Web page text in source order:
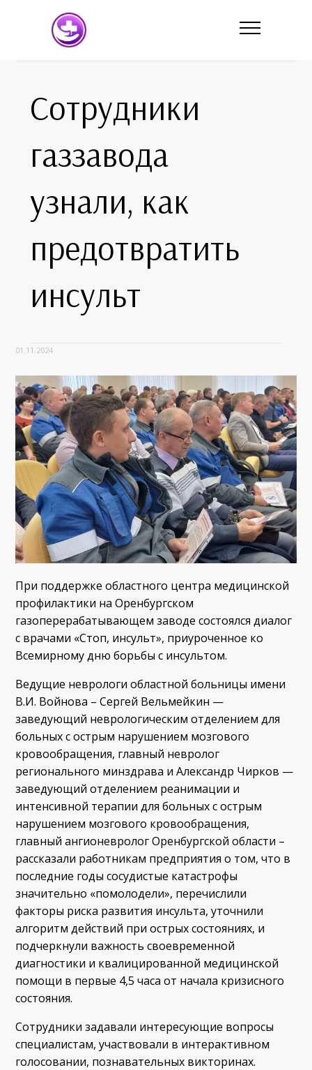
Сотрудники
газзавода
узнали, как
предотвратить
инсульт
01.11.2024
При поддержке областного центра медицинской
профилактики на Оренбургском
газоперерабатывающем заводе состоялся диалог
с врачами «Стоп, инсульт», приуроченное ко
Всемирному дню борьбы с инсультом.
Ведущие неврологи областной больницы имени
В.И. Войнова – Сергей Вельмейкин —
заведующий неврологическим отделением для
больных с острым нарушением мозгового
кровообращения, главный невролог
регионального минздрава и Александр Чирков —
заведующий отделением реанимации и
интенсивной терапии для больных с острым
нарушением мозгового кровообращения,
главный ангионевролог Оренбургской области –
рассказали работникам предприятия о том, что в
последние годы сосудистые катастрофы
значительно «помолодели», перечислили
факторы риска развития инсульта, уточнили
алгоритм действий при острых состояниях, и
подчеркнули важность своевременной
диагностики и квалицированной медицинской
помощи в первые 4,5 часа от начала кризисного
состояния.
Сотрудники задавали интересующие вопросы
специалистам, участвовали в интерактивном
голосовании, познавательных викторинах.